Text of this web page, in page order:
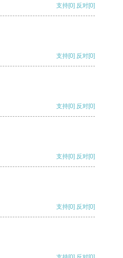
支持[0] 反对[0]
支持[0] 反对[0]
支持[0] 反对[0]
支持[0] 反对[0]
支持[0] 反对[0]